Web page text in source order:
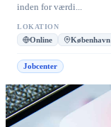
inden for værdi...
LOKATION
Online København
Jobcenter